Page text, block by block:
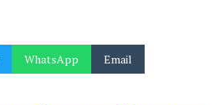
WhatsApp Email